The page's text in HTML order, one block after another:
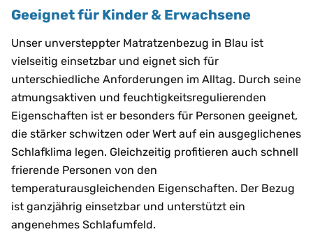
Geeignet für Kinder & Erwachsene
Unser unversteppter Matratzenbezug in Blau ist
vielseitig einsetzbar und eignet sich für
unterschiedliche Anforderungen im Alltag. Durch seine
atmungsaktiven und feuchtigkeitsregulierenden
Eigenschaften ist er besonders für Personen geeignet,
die stärker schwitzen oder Wert auf ein ausgeglichenes
Schlafklima legen. Gleichzeitig profitieren auch schnell
frierende Personen von den
temperaturausgleichenden Eigenschaften. Der Bezug
ist ganzjährig einsetzbar und unterstützt ein
angenehmes Schlafumfeld.